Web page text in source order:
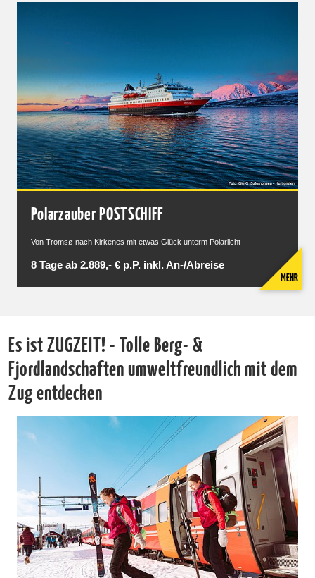
Polarzauber POSTSCHIFF
Von Tromsø nach Kirkenes mit etwas Glück unterm Polarlicht
8 Tage ab 2.889,- € p.P. inkl. An-/Abreise
MEHR
Es ist ZUGZEIT! - Tolle Berg- &
Fjordlandschaften umweltfreundlich mit dem
Zug entdecken